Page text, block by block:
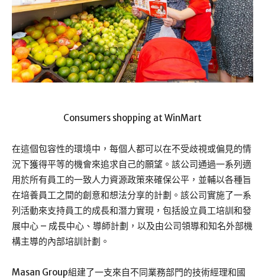
Consumers shopping at WinMart
在這個包容性的環境中，每個人都可以在不受歧視或偏見的情
況下獲得平等的機會來追求自己的願望。該公司通過一系列適
用於所有員工的一致人力資源政策來確保公平，並輔以各種旨
在培養員工之間的創意和想法分享的計劃。該公司實施了一系
列活動來支持員工的成長和潛力實現，包括設立員工培訓和發
展中心 – 成長中心、導師計劃，以及由公司領導和知名外部機
構主導的內部培訓計劃。
Masan Group組建了一支來自不同業務部門的技術經理和國